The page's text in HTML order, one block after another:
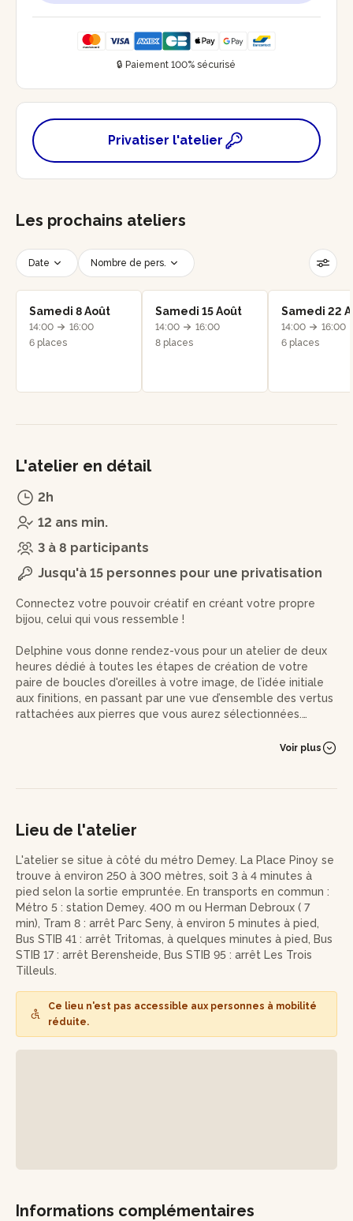
🔒 Paiement 100% sécurisé
Privatiser l'atelier
Les prochains ateliers
Date Nombre de pers.
Créneau horaire Réinitialiser les filtres
Samedi 8 Août
14:00
16:00
6 places
Samedi 15 Août
14:00
16:00
8 places
Samedi 22
14:00
16:00
6 places
L'atelier en détail
2h
12 ans min.
3 à 8 participants
Jusqu'à 15 personnes pour une privatisation
Connectez votre pouvoir créatif en créant votre propre
bijou, celui qui vous ressemble !
Delphine vous donne rendez-vous pour un atelier de deux
heures dédié à toutes les étapes de création de votre
paire de boucles d'oreilles à votre image, de l’idée initiale
aux finitions, en passant par une vue d’ensemble des vertus
rattachées aux pierres que vous aurez sélectionnées.
d'abord aux bases de la bijouterie, ses techniques et ses
d'oreilles parmi la taille, le style et la matière (argent,
plaqué or 18k, ou laiton plaqué or, pendentifs, pierre et
pampilles). Pendant ce moment qui vous sera dédié, vous
vous familiariserez avec le monde vibratoire des pierres en
choisissant celles qui vous correspondront le mieux en
fonction de leurs vertus, grâce à la lithothérapie.
Il sera temps de vous lancer dans la fabrication de votre
de la technique du fil et du wire wrapping.
Voir plus
Lieu de l'atelier
L'atelier se situe à côté du métro Demey. La Place Pinoy se
trouve à environ 250 à 300 mètres, soit 3 à 4 minutes à
pied selon la sortie empruntée. En transports en commun :
Métro 5 : station Demey. 400 m ou Herman Debroux ( 7
min), Tram 8 : arrêt Parc Seny, à environ 5 minutes à pied,
Bus STIB 41 : arrêt Tritomas, à quelques minutes à pied, Bus
STIB 17 : arrêt Berensheide, Bus STIB 95 : arrêt Les Trois
Tilleuls.
Ce lieu n'est pas accessible aux personnes à mobilité
réduite.
Informations complémentaires